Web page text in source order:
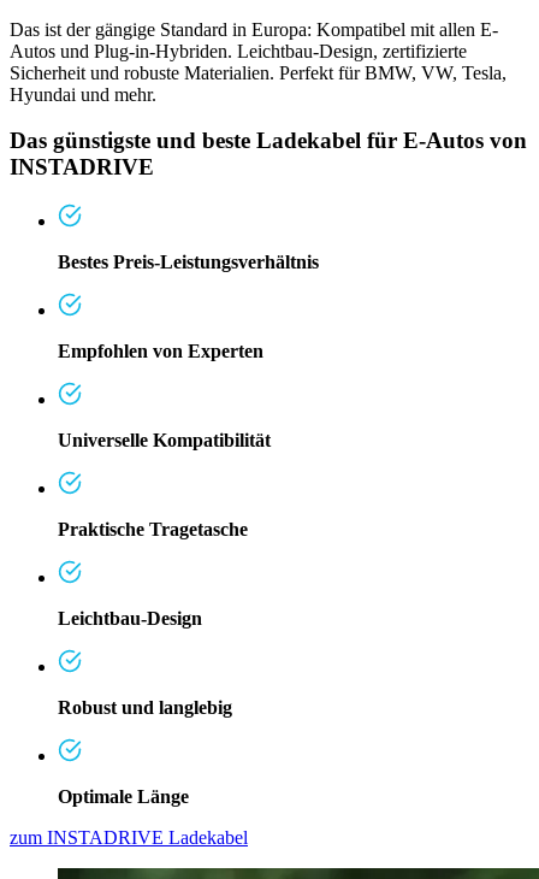
Das ist der gängige Standard in Europa: Kompatibel mit allen E-
Autos und Plug-in-Hybriden. Leichtbau-Design, zertifizierte
Sicherheit und robuste Materialien. Perfekt für BMW, VW, Tesla,
Hyundai und mehr.
Das günstigste und beste Ladekabel für E-Autos von
INSTADRIVE
Bestes Preis-Leistungsverhältnis
Empfohlen von Experten
Universelle Kompatibilität
Praktische Tragetasche
Leichtbau-Design
Robust und langlebig
Optimale Länge
zum INSTADRIVE Ladekabel